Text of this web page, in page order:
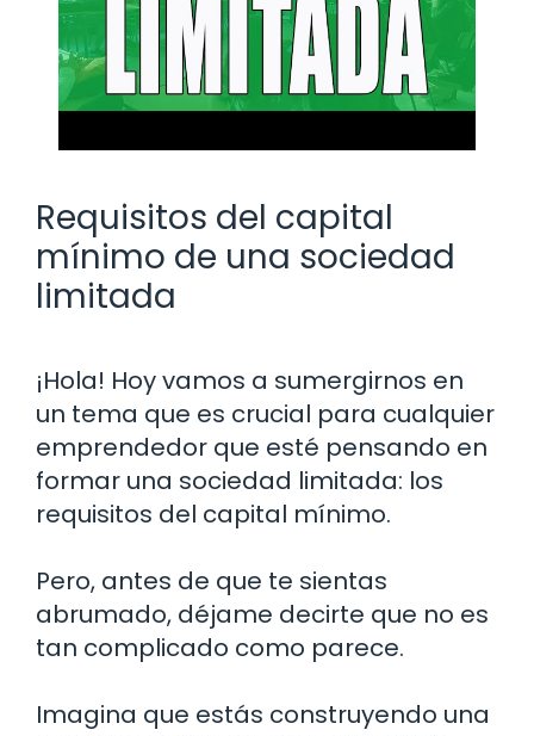
Requisitos del capital
mínimo de una sociedad
limitada
¡Hola! Hoy vamos a sumergirnos en
un tema que es crucial para cualquier
emprendedor que esté pensando en
formar una sociedad limitada: los
requisitos del capital mínimo.
Pero, antes de que te sientas
abrumado, déjame decirte que no es
tan complicado como parece.
Imagina que estás construyendo una